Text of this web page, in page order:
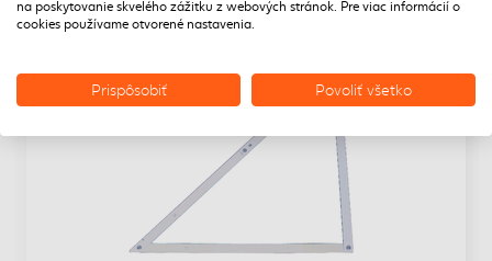
na poskytovanie skvelého zážitku z webových stránok. Pre viac informácií o
cookies používame otvorené nastavenia.
Prispôsobiť Povoliť všetko